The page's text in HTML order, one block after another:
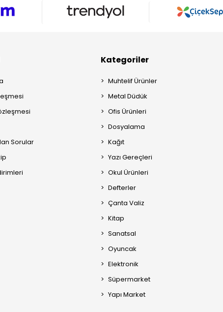
Sorular
Kategoriler
Muhtelif Ürünler
Metal Düdük
Ofis Ürünleri
Dosyalama
Kağıt
Yazı Gereçleri
Okul Ürünleri
Defterler
Çanta Valiz
Kitap
Sanatsal
Oyuncak
Elektronik
Süpermarket
Yapı Market